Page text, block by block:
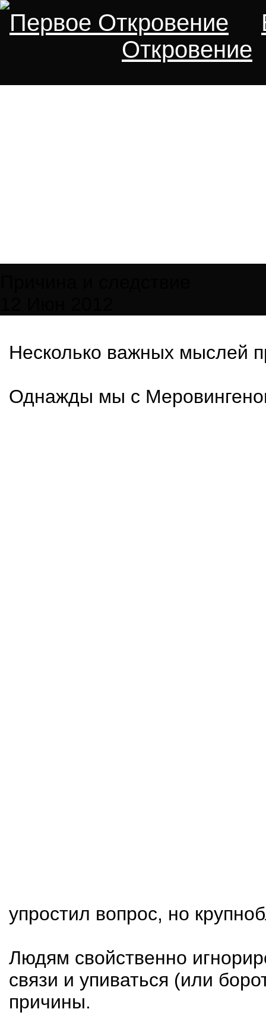
Первое Откровение
Откровение
Несколько важных мыслей
Однажды мы с
упростил вопрос, но
Людям свойственно
связи и упиваться (или
причины.